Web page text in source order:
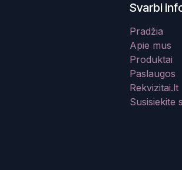
Svarbi
Pradžia
Apie mus
Produktai
Paslaugos
Rekvizitai.lt
Susisiekite